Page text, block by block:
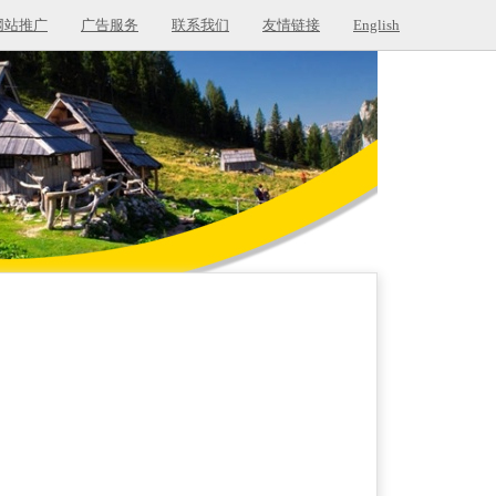
站推广 广告服务 联系我们 友情链接 English